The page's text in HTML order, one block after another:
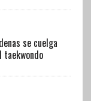
se cuelga